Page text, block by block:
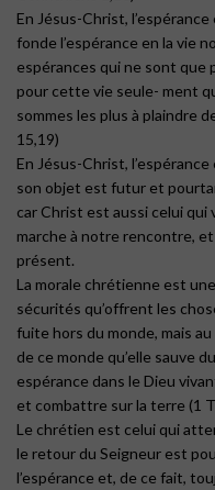
En Jésus-Christ,
fonde l’espérance en la vie
espérances qui ne sont que
pour cette vie seule- ment
sommes les plus à plaindre
15,19)
En Jésus-Christ,
son objet est futur et
car Christ est aussi celui qui
marche à notre rencontre,
présent.
La morale chrétienne est
sécurités qu’offrent les
fuite hors du monde, mais
de ce monde qu’elle sauve
espérance dans le Dieu
et combattre sur la terre (1
Le chrétien est celui qui
le retour du Seigneur est
l’espérance et, de ce fait,